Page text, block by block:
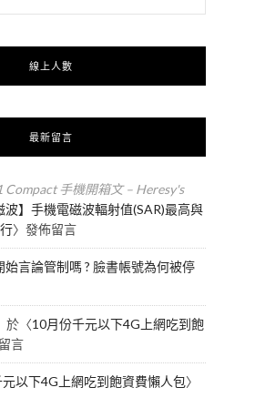
線上人數
最新留言
Compact 手機開箱文 – Heresy's
波】手機電磁波輻射值(SAR)最高與
〉發佈留言
始言論管制嗎 ? 臉書帳號為何被停
於〈10月份千元以下4G上網吃到飽
言
以下4G上網吃到飽資費懶人包〉